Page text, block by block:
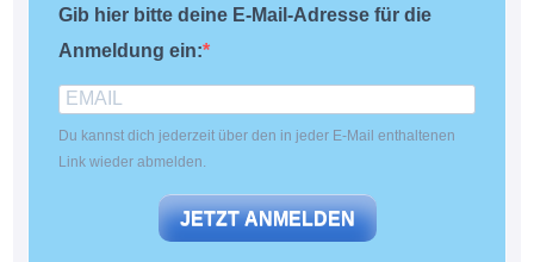
Gib hier bitte deine E-Mail-Adresse für die
Anmeldung ein:
Du kannst dich jederzeit über den in jeder E-Mail enthaltenen
Link wieder abmelden.
JETZT ANMELDEN